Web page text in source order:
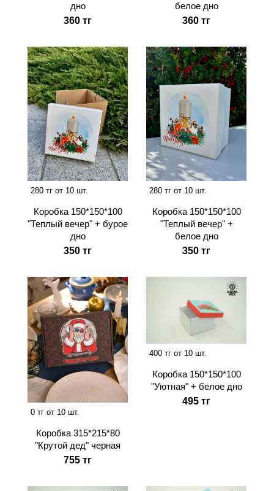
дно
360 тг
белое дно
360 тг
280 тг от 10 шт.
Коробка 150*150*100
"Теплый вечер" + бурое
дно
350 тг
280 тг от 10 шт.
Коробка 150*150*100
"Теплый вечер" +
белое дно
350 тг
0 тг от 10 шт.
Коробка 315*215*80
"Крутой дед" черная
755 тг
400 тг от 10 шт.
Коробка 150*150*100
"Уютная" + белое дно
495 тг